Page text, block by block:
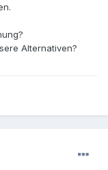
Alternativen?